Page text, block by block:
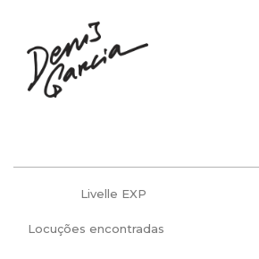
Livelle EXP
Locuções encontradas